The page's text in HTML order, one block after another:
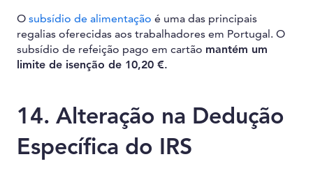
O subsídio de alimentação é uma das principais
regalias oferecidas aos trabalhadores em Portugal. O
subsídio de refeição pago em cartão mantém um
limite de isenção de 10,20 €.
14. Alteração na Dedução
Específica do IRS